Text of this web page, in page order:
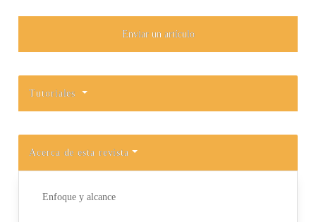
Enviar un artículo
Tutoriales
Acerca de esta revista
Enfoque y alcance